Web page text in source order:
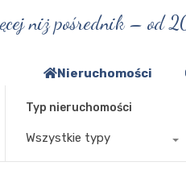
niż pośrednik – od
Nieruchomości
Typ nieruchomości
Wszystkie typy